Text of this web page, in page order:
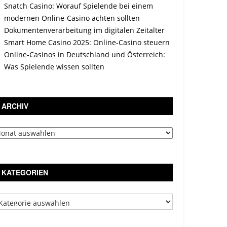
Snatch Casino: Worauf Spielende bei einem
modernen Online-Casino achten sollten
Dokumentenverarbeitung im digitalen Zeitalter
Smart Home Casino 2025: Online-Casino steuern
Online-Casinos in Deutschland und Österreich:
Was Spielende wissen sollten
ARCHIV
KATEGORIEN